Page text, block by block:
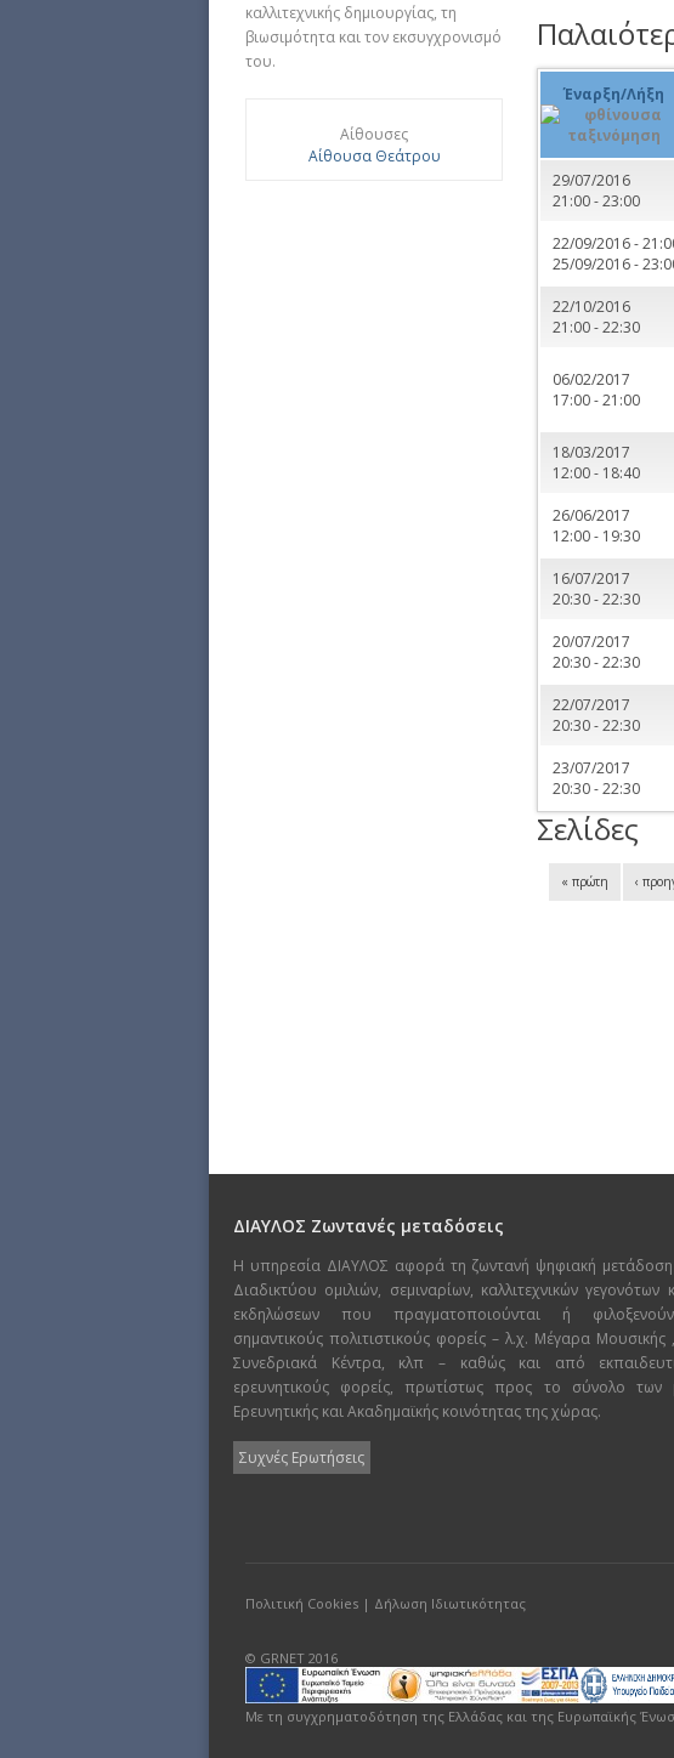
καλλιτεχνικής δημιουργίας, τη
βιωσιμότητα και τον εκσυγχρονισμό
του.
Αίθουσες
Αίθουσα Θεάτρου
Έναρξη/Λήξη
29/07/2016
21:00 - 23:00
22/09/2016 -
25/09/2016 -
22/10/2016
21:00 - 22:30
06/02/2017
17:00 - 21:00
18/03/2017
12:00 - 18:40
26/06/2017
12:00 - 19:30
16/07/2017
20:30 - 22:30
20/07/2017
20:30 - 22:30
22/07/2017
20:30 - 22:30
23/07/2017
20:30 - 22:30
Σελίδες
« πρώτη ‹
ΔΙΑΥΛΟΣ Ζωντανές μεταδόσεις
Η υπηρεσία ΔΙΑΥΛΟΣ αφορά τη ζωντανή ψηφιακή
Διαδικτύου ομιλιών, σεμιναρίων, καλλιτεχνικών γεγονότων
εκδηλώσεων που πραγματοποιούνται ή
σημαντικούς πολιτιστικούς φορείς – λ.χ. Μέγαρα
Συνεδριακά Κέντρα, κλπ – καθώς και από
ερευνητικούς φορείς, πρωτίστως προς το σύνολο των
Ερευνητικής και Ακαδημαϊκής κοινότητας της χώρας.
Συχνές Ερωτήσεις
Πολιτική Cookies | Δήλωση Ιδιωτικότητας
© GRNET 2016
Με τη συγχρηματοδότηση της Ελλάδας και της Ευρωπαϊκής